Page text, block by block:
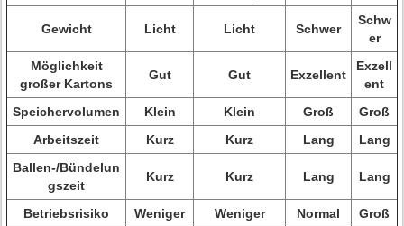
Gewicht Licht Licht Schwer
Schw
er
Möglichkeit
großer Kartons
Gut Gut Exzellent
Exzell
ent
Speichervolumen
Klein Klein Groß
Groß
Arbeitszeit
Kurz Kurz Lang
Lang
Ballen-/Bündelun
gszeit
Kurz Kurz Lang Lang
Betriebsrisiko Weniger Weniger Normal Groß